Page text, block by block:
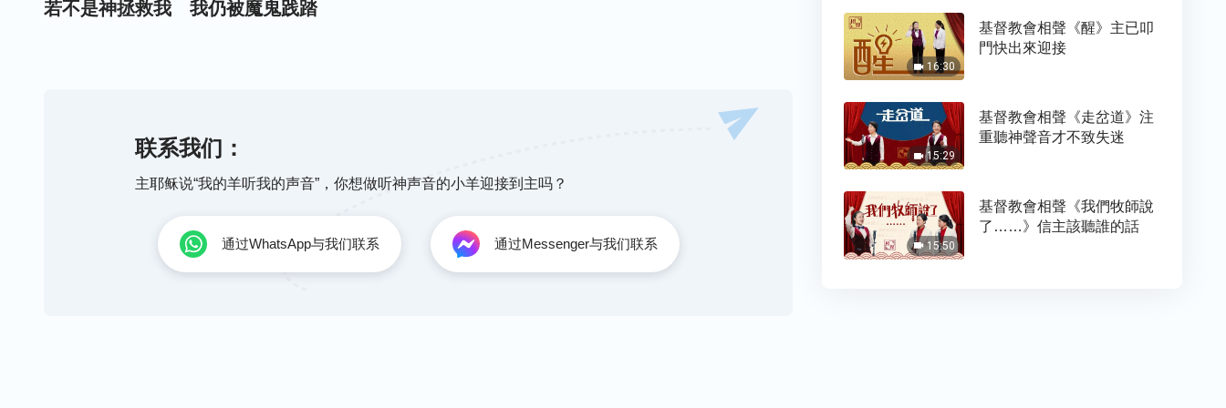
若不是神拯救我 我仍被魔鬼践踏
是全能神拯救我 神的话语洁净了我
经历神的审判刑罚 败坏性情有了变化
神发表的一切真理 给了我新的生命
《跟随羔羊唱新歌》
联系我们：
主耶稣说“我的羊听我的声音”，你想做听神声音的小羊迎接到主吗？
通过WhatsApp与我们联系 通过Messenger与我们联系
16:30
基督教會相聲《醒》主已叩
門快出來迎接
15:29
基督教會相聲《走岔道》注
重聽神聲音才不致失迷
15:50
基督教會相聲《我們牧師說
了……》信主該聽誰的話